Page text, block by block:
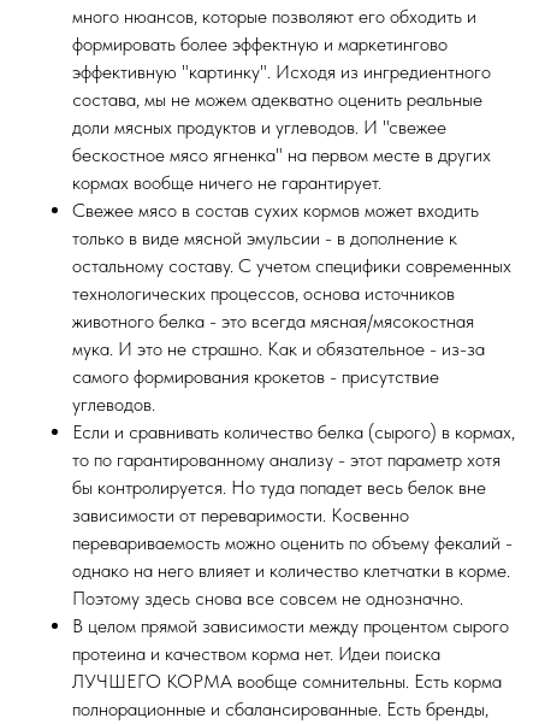
много нюансов, которые позволяют его обходить и
формировать более эффектную и маркетингово
эффективную "картинку". Исходя из ингредиентного
состава, мы не можем адекватно оценить реальные
доли мясных продуктов и углеводов. И "свежее
бескостное мясо ягненка" на первом месте в других
кормах вообще ничего не гарантирует.
Свежее мясо в состав сухих кормов может входить
только в виде мясной эмульсии - в дополнение к
остальному составу. С учетом специфики современных
технологических процессов, основа источников
животного белка - это всегда мясная/мясокостная
мука. И это не страшно. Как и обязательное - из-за
самого формирования крокетов - присутствие
углеводов.
Если и сравнивать количество белка (сырого) в кормах,
то по гарантированному анализу - этот параметр хотя
бы контролируется. Но туда попадет весь белок вне
зависимости от переваримости. Косвенно
перевариваемость можно оценить по объему фекалий -
однако на него влияет и количество клетчатки в корме.
Поэтому здесь снова все совсем не однозначно.
В целом прямой зависимости между процентом сырого
протеина и качеством корма нет. Идеи поиска
ЛУЧШЕГО КОРМА вообще сомнительны. Есть корма
полнорационные и сбалансированные. Есть бренды,